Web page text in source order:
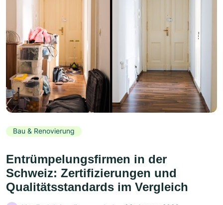
Bau & Renovierung
Entrümpelungsfirmen in der
Schweiz: Zertifizierungen und
Qualitätsstandards im Vergleich